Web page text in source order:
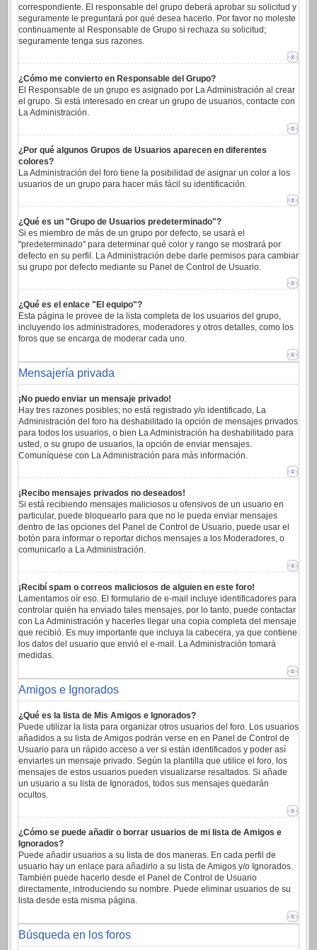
correspondiente. El responsable del grupo deberá aprobar su solicitud y
seguramente le preguntará por qué desea hacerlo. Por favor no moleste
continuamente al Responsable de Grupo si rechaza su solicitud;
seguramente tenga sus razones.
¿Cómo me convierto en Responsable del Grupo?
El Responsable de un grupo es asignado por La Administración al crear
el grupo. Si está interesado en crear un grupo de usuarios, contacte con
La Administración.
¿Por qué algunos Grupos de Usuarios aparecen en diferentes
colores?
La Administración del foro tiene la posibilidad de asignar un color a los
usuarios de un grupo para hacer más fácil su identificación.
¿Qué es un "Grupo de Usuarios predeterminado"?
Si es miembro de más de un grupo por defecto, se usará el
"predeterminado" para determinar qué color y rango se mostrará por
defecto en su perfil. La Administración debe darle permisos para cambiar
su grupo por defecto mediante su Panel de Control de Usuario.
¿Qué es el enlace "El equipo"?
Esta página le provee de la lista completa de los usuarios del grupo,
incluyendo los administradores, moderadores y otros detalles, como los
foros que se encarga de moderar cada uno.
Mensajería privada
¡No puedo enviar un mensaje privado!
Hay tres razones posibles; no está registrado y/o identificado, La
Administración del foro ha deshabilitado la opción de mensajes privados
para todos los usuarios, o bien La Administración ha deshabilitado para
usted, o su grupo de usuarios, la opción de enviar mensajes.
Comuníquese con La Administración para más información.
¡Recibo mensajes privados no deseados!
Si está recibiendo mensajes maliciosos u ofensivos de un usuario en
particular, puede bloquearlo para que no le pueda enviar mensajes
dentro de las opciones del Panel de Control de Usuario, puede usar el
botón para informar o reportar dichos mensajes a los Moderadores, o
comunicarlo a La Administración.
¡Recibí spam o correos maliciosos de alguien en este foro!
Lamentamos oír eso. El formulario de e-mail incluye identificadores para
controlar quién ha enviado tales mensajes, por lo tanto, puede contactar
con La Administración y hacerles llegar una copia completa del mensaje
que recibió. Es muy importante que incluya la cabecera, ya que contiene
los datos del usuario que envió el e-mail. La Administración tomará
medidas.
Amigos e Ignorados
¿Qué es la lista de Mis Amigos e Ignorados?
Puede utilizar la lista para organizar otros usuarios del foro. Los usuarios
añadidos a su lista de Amigos podrán verse en en Panel de Control de
Usuario para un rápido acceso a ver si están identificados y poder así
enviarles un mensaje privado. Según la plantilla que utilice el foro, los
mensajes de estos usuarios pueden visualizarse resaltados. Si añade
un usuario a su lista de Ignorados, todos sus mensajes quedarán
ocultos.
¿Cómo se puede añadir o borrar usuarios de mi lista de Amigos e
Ignorados?
Puede añadir usuarios a su lista de dos maneras. En cada perfil de
usuario hay un enlace para añadirlo a su lista de Amigos y/o Ignorados.
También puede hacerlo desde el Panel de Control de Usuario
directamente, introduciendo su nombre. Puede eliminar usuarios de su
lista desde esta misma página.
Búsqueda en los foros